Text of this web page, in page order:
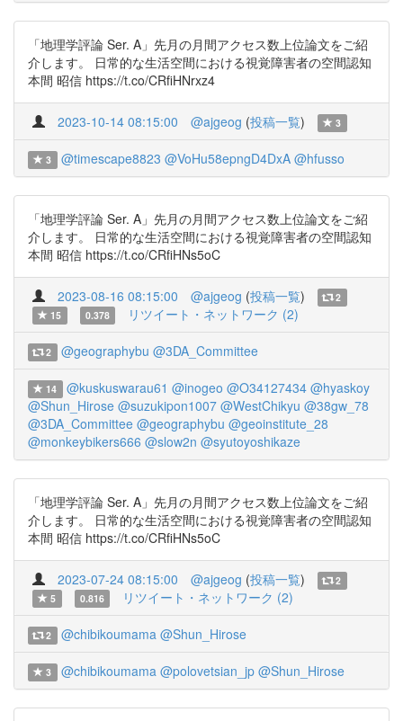
「地理学評論 Ser. A」先月の月間アクセス数上位論文をご紹
介します。 日常的な生活空間における視覚障害者の空間認知
本間 昭信 https://t.co/CRfiHNrxz4
2023-10-14 08:15:00 @ajgeog (投稿一覧) 3
3 @timescape8823 @VoHu58epngD4DxA @hfusso
「地理学評論 Ser. A」先月の月間アクセス数上位論文をご紹
介します。 日常的な生活空間における視覚障害者の空間認知
本間 昭信 https://t.co/CRfiHNs5oC
2023-08-16 08:15:00 @ajgeog (投稿一覧)
2
15
0.378 リツイート・ネットワーク (2)
2 @geographybu @3DA_Committee
14 @kuskuswarau61 @inogeo @O34127434 @hyaskoy
@Shun_Hirose @suzukipon1007 @WestChikyu @38gw_78
@3DA_Committee @geographybu @geoinstitute_28
@monkeybikers666 @slow2n @syutoyoshikaze
「地理学評論 Ser. A」先月の月間アクセス数上位論文をご紹
介します。 日常的な生活空間における視覚障害者の空間認知
本間 昭信 https://t.co/CRfiHNs5oC
2023-07-24 08:15:00 @ajgeog (投稿一覧)
2
5
0.816 リツイート・ネットワーク (2)
2 @chibikoumama @Shun_Hirose
3 @chibikoumama @polovetsian_jp @Shun_Hirose